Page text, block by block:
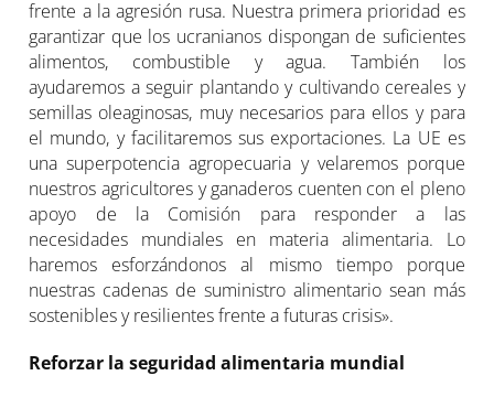
frente a la agresión rusa. Nuestra primera prioridad es
garantizar que los ucranianos dispongan de suficientes
alimentos, combustible y agua. También los
ayudaremos a seguir plantando y cultivando cereales y
semillas oleaginosas, muy necesarios para ellos y para
el mundo, y facilitaremos sus exportaciones. La UE es
una superpotencia agropecuaria y velaremos porque
nuestros agricultores y ganaderos cuenten con el pleno
apoyo de la Comisión para responder a las
necesidades mundiales en materia alimentaria. Lo
haremos esforzándonos al mismo tiempo porque
nuestras cadenas de suministro alimentario sean más
sostenibles y resilientes frente a futuras crisis».
Reforzar la seguridad alimentaria mundial